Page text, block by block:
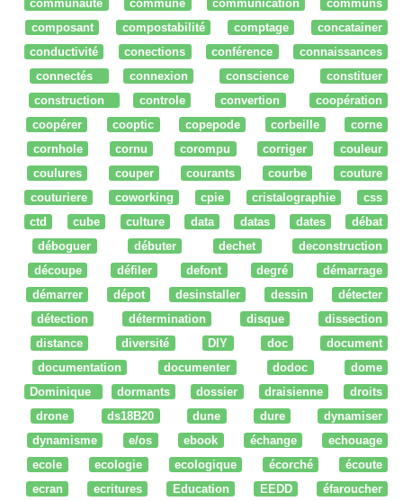
communauté
commune communication
communs
composant
compostabilité comptage
concatainer
conductivité
conections conférence
connaissances
connectés
connexion conscience
constituer
construction
controle convertion
coopération
coopérer
cooptic copepode corbeille
corne
cornhole
cornu corompu corriger
couleur
coulures
couper courants courbe
couture
couturiere
coworking cpie cristalographie
css
ctd
cube culture data datas dates
débat
déboguer
débuter dechet
deconstruction
découpe
défiler defont degré
démarrage
démarrer
dépot desinstaller dessin
détecter
détection
détermination disque
dissection
distance
diversité DIY doc
document
documentation
documenter dodoc
dome
Dominique
dormants dossier draisienne
droits
drone
ds18B20 dune dure
dynamiser
dynamisme
e/os ebook échange
echouage
ecole
ecologie ecologique écorché
écoute
ecran
ecritures Education EEDD éfaroucher